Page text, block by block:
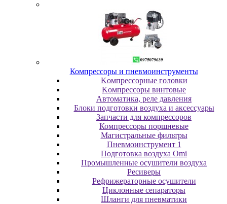
Компрессоры и пневмоинструменты
Koмпpeccopныe гoлoвки
Koмпpeccopы винтoвыe
Автоматика, реле давления
Блоки подготовки воздуха и аксессуары
Запчасти для компрессоров
Компрессоры поршневые
Магистральные фильтры
Пневмоинструмент 1
Подготовка воздуха Omi
Промышленные осушители воздуха
Ресиверы
Рефрижераторные осушители
Циклонные сепараторы
Шланги для пневматики